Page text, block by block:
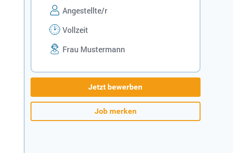
Angestellte/r
Vollzeit
Frau Mustermann
Jetzt bewerben
Job merken